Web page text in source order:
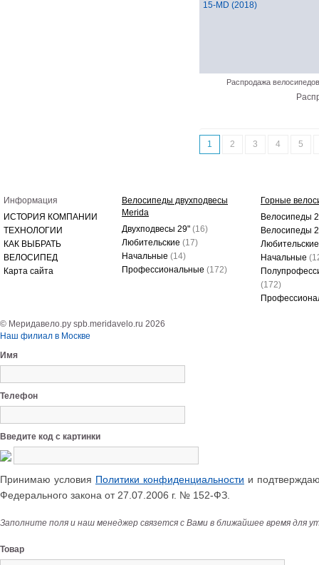
Распродажа велосипедов
1 2 3 4 5
Информация
ИСТОРИЯ КОМПАНИИ
ТЕХНОЛОГИИ
КАК ВЫБРАТЬ
ВЕЛОСИПЕД
Карта сайта
Велосипеды двухподвесы
Merida
Двухподвесы 29" (16)
Любительские (17)
Начальные (14)
Профессиональные (172)
Горные
Велосипеды
Велосипеды
Начальные
(172)
© Меридавело.ру spb.meridavelo.ru 2026
Наш филиал в Москве
Имя
Телефон
Введите код с картинки
Принимаю условия Политики конфиденциальности и
Федерального закона от 27.07.2006 г. № 152-ФЗ.
Заполните поля и наш менеджер связется с Вами в ближайшее время для
Товар